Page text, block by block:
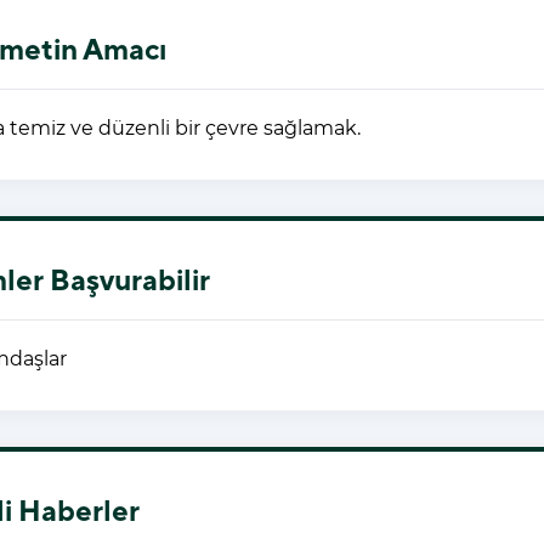
Amacı
temiz ve düzenli bir çevre sağlamak.
Başvurabilir
Haberler